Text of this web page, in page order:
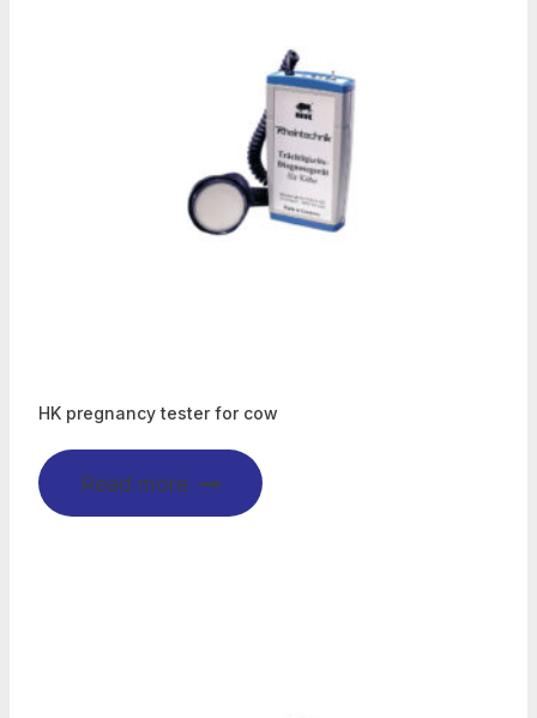
HK pregnancy tester for cow
Read more